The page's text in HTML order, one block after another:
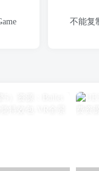
不能复